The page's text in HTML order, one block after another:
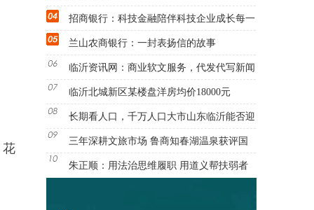
花
招商银行：科技金融陪伴科技企业成长每一
兰山农商银行：一封表扬信的故事
临沂资讯网：商业软文服务，代发代写新闻
临沂北城新区某楼盘洋房均价18000元
长期看人口，千万人口大市山东临沂能否迎
三年深耕文旅市场 鲁商知春湖温泉获评国
朱正顺：用法治思维履职 用道义帮扶弱者